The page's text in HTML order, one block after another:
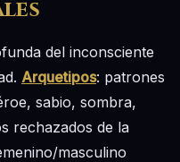
del inconsciente
Arquetipos: patrones
sabio, sombra,
rechazados de la
masculino